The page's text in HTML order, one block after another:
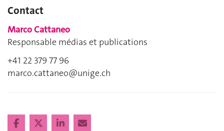
Contact
Marco Cattaneo
Responsable médias et publications
+41 22 379 77 96
marco.cattaneo@unige.ch